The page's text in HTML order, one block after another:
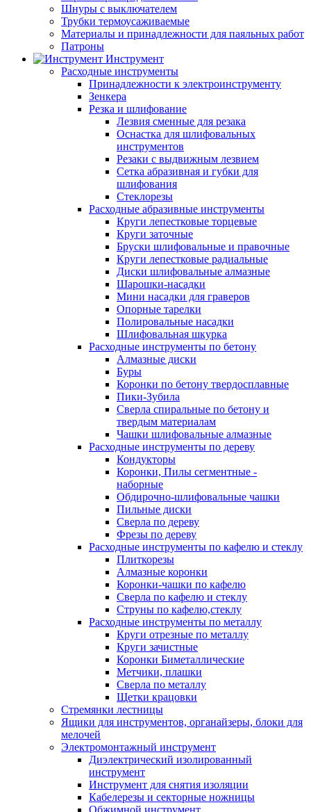
Шнуры с выключателем
Трубки термоусаживаемые
Материалы и принадлежности для паяльных работ
Патроны
Инструмент
Расходные инструменты
Принадлежности к электроинструменту
Зенкера
Резка и шлифование
Лезвия сменные для резака
Оснастка для шлифовальных
инструментов
Резаки с выдвижным лезвием
Сетка абразивная и губки для
шлифования
Стеклорезы
Расходные абразивные инструменты
Круги лепестковые торцевые
Круги заточные
Бруски шлифовальные и правочные
Круги лепестковые радиальные
Диски шлифовальные алмазные
Шарошки-насадки
Мини насадки для граверов
Опорные тарелки
Полировальные насадки
Шлифовальная шкурка
Расходные инструменты по бетону
Алмазные диски
Буры
Коронки по бетону твердосплавные
Пики-Зубила
Сверла спиральные по бетону и
твердым материалам
Чашки шлифовальные алмазные
Расходные инструменты по дереву
Кондукторы
Коронки, Пилы сегментные -
наборные
Обдирочно-шлифовальные чашки
Пильные диски
Сверла по дереву
Фрезы по дереву
Расходные инструменты по кафелю и стеклу
Плиткорезы
Алмазные коронки
Коронки-чашки по кафелю
Сверла по кафелю и стеклу
Струны по кафелю,стеклу
Расходные инструменты по металлу
Круги отрезные по металлу
Круги зачистные
Коронки Биметаллические
Метчики, плашки
Сверла по металлу
Щетки крацовки
Стремянки лестницы
Ящики для инструментов, органайзеры, блоки для
мелочей
Электромонтажный инструмент
Диэлектрический изолированный
инструмент
Инструмент для снятия изоляции
Кабелерезы и секторные ножницы
Обжимной инструмент